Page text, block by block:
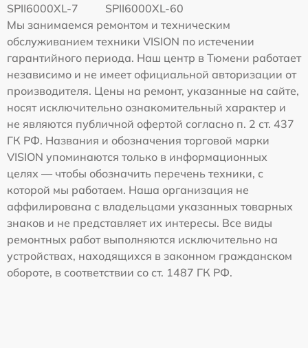
SPII6000XL-7
SPII6000XL-60
Мы занимаемся ремонтом и техническим
обслуживанием техники VISION по истечении
гарантийного периода. Наш центр в Тюмени работает
независимо и не имеет официальной авторизации от
производителя. Цены на ремонт, указанные на сайте,
носят исключительно ознакомительный характер и
не являются публичной офертой согласно п. 2 ст. 437
ГК РФ. Названия и обозначения торговой марки
VISION упоминаются только в информационных
целях — чтобы обозначить перечень техники, с
которой мы работаем. Наша организация не
аффилирована с владельцами указанных товарных
знаков и не представляет их интересы. Все виды
ремонтных работ выполняются исключительно на
устройствах, находящихся в законном гражданском
обороте, в соответствии со ст. 1487 ГК РФ.